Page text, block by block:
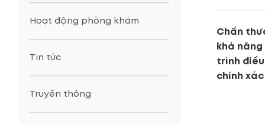
Hoạt động phòng khám
Tin tức
Truyền thông
Chấn
khả
trình
chính